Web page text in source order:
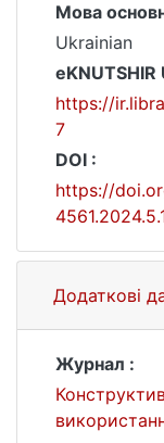
Мова
Ukrainian
eKNUTSHIR
https://
7
DOI :
https://
Додаткові
Журнал :